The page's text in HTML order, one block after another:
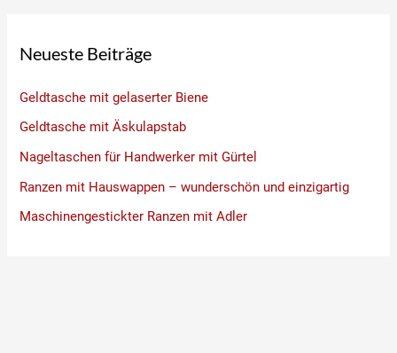
Neueste Beiträge
Geldtasche mit gelaserter Biene
Geldtasche mit Äskulapstab
Nageltaschen für Handwerker mit Gürtel
Ranzen mit Hauswappen – wunderschön und einzigartig
Maschinengestickter Ranzen mit Adler